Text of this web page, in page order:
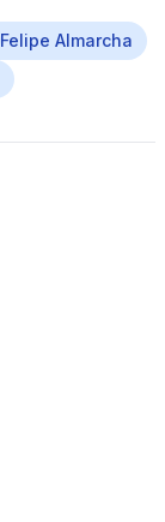
Felipe Almarcha